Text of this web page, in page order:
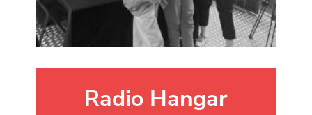
Radio Hangar